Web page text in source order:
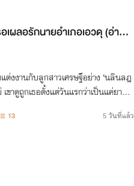
เผลอรักนายอำเภอเอวดุ (อ่านฟ
แต่งงานกับลูกสาวเศรษฐีอย่าง ‘นลินลฎ
เขาดูถูกเธอตั้งแต่วันแรกว่าเป็นแค่ยายอ้
13 5 วันที่แล้ว